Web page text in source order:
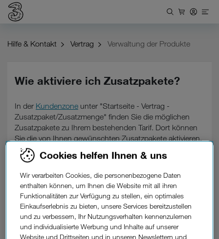
Hilfe & Kontakt Vertrag Verwaltung der Produkte
Wie aktiviere ich Zusatzpakete?
In der Kundenzone unter "Startseite - Vertrag -
Zusatzpaket/Zusatzmenge" finden Sie die möglichen
Zusatzpakete zu Ihrem bestehenden Tarif. Dort können
Sie die von Ihnen gewünschten Zusatzpakete aktivieren.
Dafür benötigen Sie Ihr
War diese Information hilfreich?
Feedback
Cookies helfen Ihnen & uns
Wir verarbeiten Cookies, die personenbezogene Daten
enthalten können, um Ihnen die Website mit all ihren
Funktionalitäten zur Verfügung zu stellen, ein optimales
Einkaufserlebnis zu bieten, unsere Services bereitzustellen
und zu verbessern, Ihr Nutzungsverhalten kennenzulernen
und individualisierte Werbung und Inhalte auf unserer
Website und Drittseiten und in unseren Newslettern und